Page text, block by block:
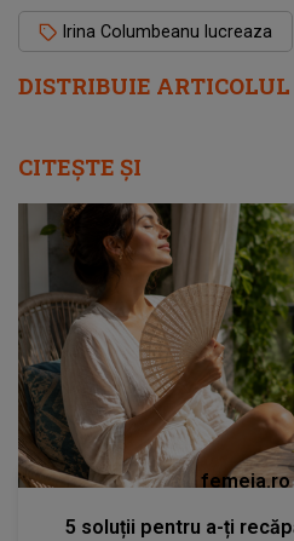
DISTRIBUIE ARTICOLUL
Irina Columbeanu lucreaza
CITEȘTE ȘI
femeia.ro
5 soluții pentru a-ți